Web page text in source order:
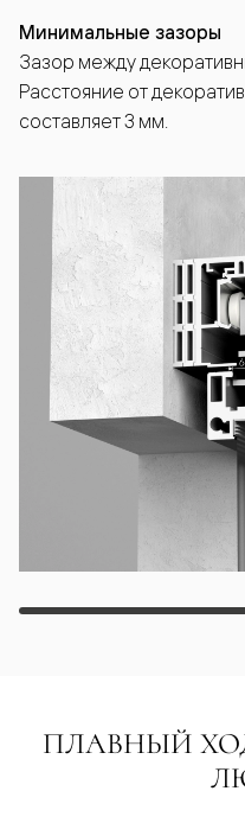
Минимальные зазоры
Зазор между
Расстояние от
составляет 3 мм.
ПЛАВНЫЙ